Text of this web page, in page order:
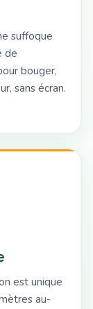
suffoque
de
bouger,
sans écran.
est unique
au-